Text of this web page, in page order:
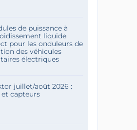
de puissance à
liquide
pour les onduleurs de
des véhicules
électriques
juillet/août 2026 :
et capteurs